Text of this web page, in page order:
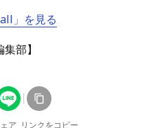
」を見る
部】
ア リンクをコピー